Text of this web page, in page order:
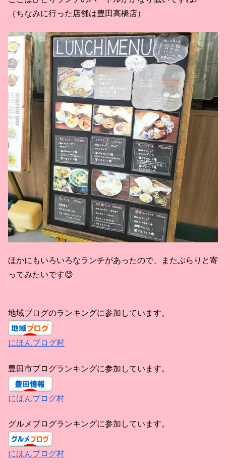
（ちなみに行った店舗は豊田高橋店）
ほかにもいろいろなランチがあったので、またぶらりと寄
ってみたいです😊
地域ブログのランキングに参加しています。
にほんブログ村
豊田市ブログランキングに参加しています。
にほんブログ村
グルメブログランキングに参加しています。
にほんブログ村